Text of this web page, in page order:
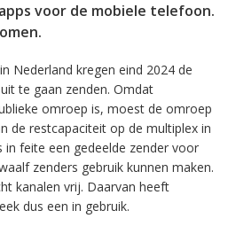
voor de mobiele telefoon.
Nederland kregen eind 2024 de
te gaan zenden. Omdat
omroep is, moest de omroep
de restcapaciteit op de multiplex in
in feite een gedeelde zender voor
zenders gebruik kunnen maken.
kanalen vrij. Daarvan heeft
dus een in gebruik.